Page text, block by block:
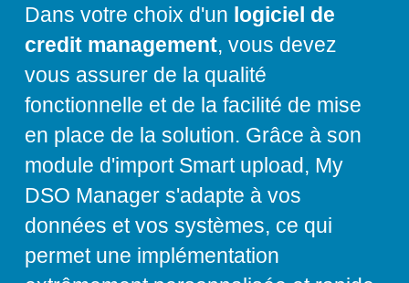
Dans votre choix d'un logiciel de
credit management, vous devez
vous assurer de la qualité
fonctionnelle et de la facilité de mise
en place de la solution. Grâce à son
module d'import Smart upload, My
DSO Manager s'adapte à vos
données et vos systèmes, ce qui
permet une implémentation